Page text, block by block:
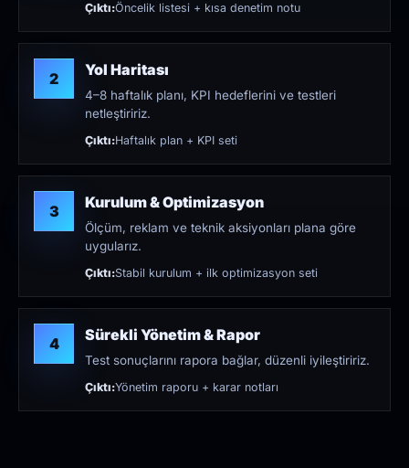
Çıktı:Öncelik listesi + kısa denetim notu
2 Yol Haritası
4–8 haftalık planı, KPI hedeflerini ve testleri
netleştiririz.
Çıktı:Haftalık plan + KPI seti
3 Kurulum & Optimizasyon
Ölçüm, reklam ve teknik aksiyonları plana göre
uygularız.
Çıktı:Stabil kurulum + ilk optimizasyon seti
4 Sürekli Yönetim & Rapor
Test sonuçlarını rapora bağlar, düzenli iyileştiririz.
Çıktı:Yönetim raporu + karar notları